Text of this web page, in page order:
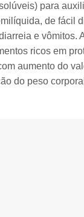
para
de fácil
e vômitos.
ricos em
aumento do
do peso